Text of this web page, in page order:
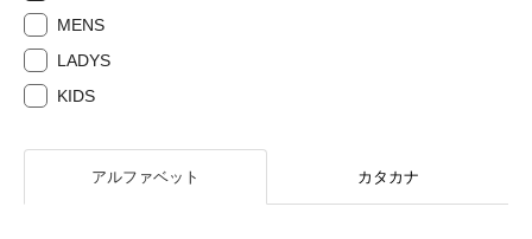
MENS
LADYS
KIDS
アルファベット カタカナ